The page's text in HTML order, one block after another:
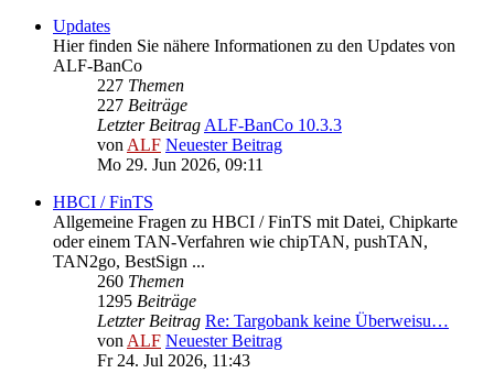
Updates
Hier finden Sie nähere Informationen zu den Updates von
ALF-BanCo
227 Themen
227 Beiträge
Letzter BeitragALF-BanCo 10.3.3
vonALF Neuester Beitrag
Mo 29. Jun 2026, 09:11
HBCI / FinTS
Allgemeine Fragen zu HBCI / FinTS mit Datei, Chipkarte
oder einem TAN-Verfahren wie chipTAN, pushTAN,
TAN2go, BestSign ...
260 Themen
1295 Beiträge
Letzter Beitrag Re: Targobank keine Überweisu…
vonALF Neuester Beitrag
Fr 24. Jul 2026, 11:43